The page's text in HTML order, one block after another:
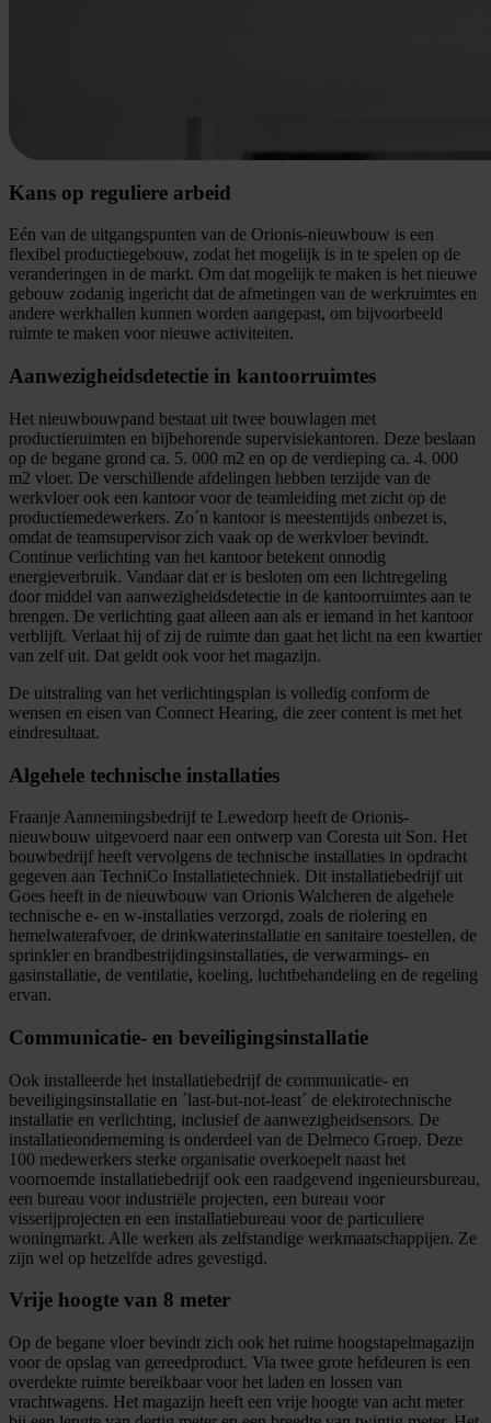
Kans op reguliere arbeid
Eén van de uitgangspunten van de Orionis-nieuwbouw is een
flexibel productiegebouw, zodat het mogelijk is in te spelen op de
veranderingen in de markt. Om dat mogelijk te maken is het nieuwe
gebouw zodanig ingericht dat de afmetingen van de werkruimtes en
andere werkhallen kunnen worden aangepast, om bijvoorbeeld
ruimte te maken voor nieuwe activiteiten.
Aanwezigheidsdetectie in kantoorruimtes
Het nieuwbouwpand bestaat uit twee bouwlagen met
productieruimten en bijbehorende supervisiekantoren. Deze beslaan
op de begane grond ca. 5. 000 m2 en op de verdieping ca. 4. 000
m2 vloer. De verschillende afdelingen hebben terzijde van de
werkvloer ook een kantoor voor de teamleiding met zicht op de
productiemedewerkers. Zo´n kantoor is meestentijds onbezet is,
omdat de teamsupervisor zich vaak op de werkvloer bevindt.
Continue verlichting van het kantoor betekent onnodig
energieverbruik. Vandaar dat er is besloten om een lichtregeling
door middel van aanwezigheidsdetectie in de kantoorruimtes aan te
brengen. De verlichting gaat alleen aan als er iemand in het kantoor
verblijft. Verlaat hij of zij de ruimte dan gaat het licht na een kwartier
van zelf uit. Dat geldt ook voor het magazijn.
De uitstraling van het verlichtingsplan is volledig conform de
wensen en eisen van Connect Hearing, die zeer content is met het
eindresultaat.
Algehele technische installaties
Fraanje Aannemingsbedrijf te Lewedorp heeft de Orionis-
nieuwbouw uitgevoerd naar een ontwerp van Coresta uit Son. Het
bouwbedrijf heeft vervolgens de technische installaties in opdracht
gegeven aan TechniCo Installatietechniek. Dit installatiebedrijf uit
Goes heeft in de nieuwbouw van Orionis Walcheren de algehele
technische e- en w-installaties verzorgd, zoals de riolering en
hemelwaterafvoer, de drinkwaterinstallatie en sanitaire toestellen, de
sprinkler en brandbestrijdingsinstallaties, de verwarmings- en
gasinstallatie, de ventilatie, koeling, luchtbehandeling en de regeling
ervan.
Communicatie- en beveiligingsinstallatie
Ook installeerde het installatiebedrijf de communicatie- en
beveiligingsinstallatie en ´last-but-not-least´ de elektrotechnische
installatie en verlichting, inclusief de aanwezigheidsensors. De
installatieonderneming is onderdeel van de Delmeco Groep. Deze
100 medewerkers sterke organisatie overkoepelt naast het
voornoemde installatiebedrijf ook een raadgevend ingenieursbureau,
een bureau voor industriële projecten, een bureau voor
visserijprojecten en een installatiebureau voor de particuliere
woningmarkt. Alle werken als zelfstandige werkmaatschappijen. Ze
zijn wel op hetzelfde adres gevestigd.
Vrije hoogte van 8 meter
Op de begane vloer bevindt zich ook het ruime hoogstapelmagazijn
voor de opslag van gereedproduct. Via twee grote hefdeuren is een
overdekte ruimte bereikbaar voor het laden en lossen van
vrachtwagens. Het magazijn heeft een vrije hoogte van acht meter